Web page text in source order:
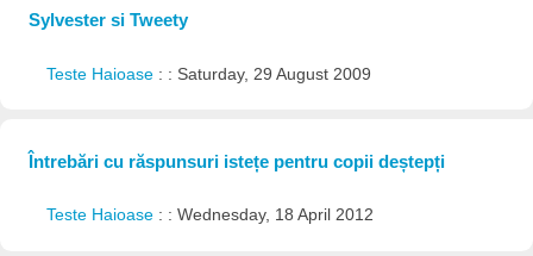
Sylvester si Tweety
Teste Haioase : : Saturday, 29 August 2009
Întrebări cu răspunsuri istețe pentru copii deștepți
Teste Haioase : : Wednesday, 18 April 2012